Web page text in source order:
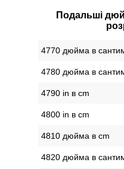
Подальші
4770 дюйма в
4780 дюйма в
4790 in в cm
4800 in в cm
4810 дюйма в cm
4820 дюйма в